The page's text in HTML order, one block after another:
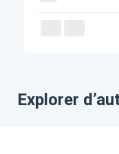
Explorer